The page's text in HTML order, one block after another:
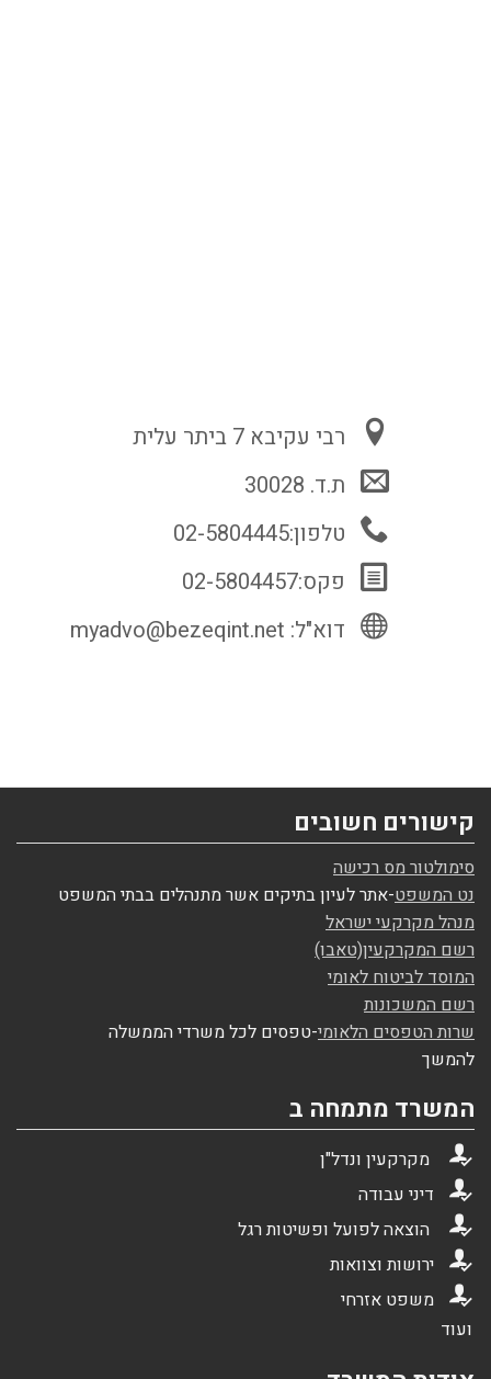
 רבי עקיבא 7 ביתר עלית
 ת.ד. 30028
 טלפון:02-5804445
 פקס:02-5804457
 דוא"ל: myadvo@bezeqint.net
קישורים חשובים
סימולטור מס רכישה
נט המשפט-אתר לעיון בתיקים אשר מתנהלים בבתי המשפט
מנהל מקרקעי ישראל
רשם המקרקעין(טאבו)
המוסד לביטוח לאומי
רשם המשכונות
שרות הטפסים הלאומי-טפסים לכל משרדי הממשלה
להמשך
המשרד מתמחה ב
 מקרקעין ונדל"ן
 דיני עבודה
 הוצאה לפועל ופשיטות רגל
 ירושות וצוואות

משפט אזרחי
ועוד